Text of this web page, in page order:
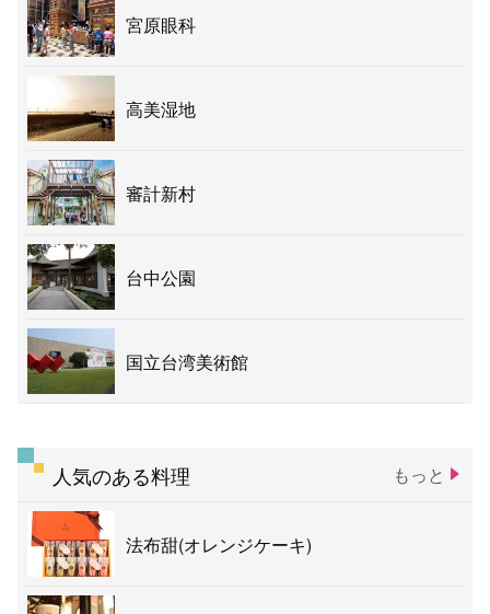
宮原眼科
高美湿地
審計新村
台中公園
国立台湾美術館
人気のある料理 もっと
法布甜(オレンジケーキ)